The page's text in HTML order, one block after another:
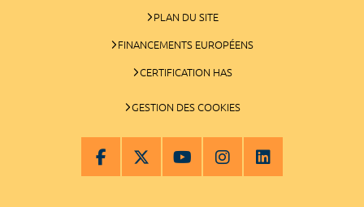
PLAN DU SITE
FINANCEMENTS EUROPÉENS
CERTIFICATION HAS
GESTION DES COOKIES